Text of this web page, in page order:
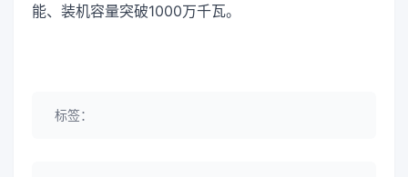
能、装机容量突破1000万千瓦。
标签：